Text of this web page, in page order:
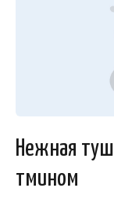
Нежная
тмином